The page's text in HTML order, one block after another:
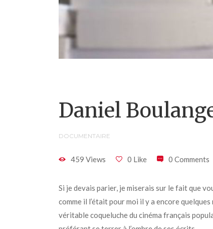
Daniel
DOCUMENTAIRE
459 Views 0 Like 0 Comments
Si je devais parier, je miserais sur le fait que
comme il l’était pour moi il y a encore
véritable coqueluche du cinéma français